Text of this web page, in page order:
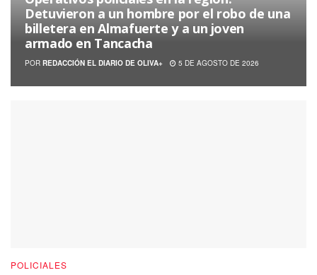
Detuvieron a un hombre por el robo de una
billetera en Almafuerte y a un joven
armado en Tancacha
POR REDACCIÓN EL DIARIO DE OLIVA+ 5 DE AGOSTO DE 2026
POLICIALES